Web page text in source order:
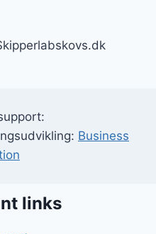
Business
links